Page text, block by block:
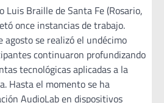
Luis Braille de Santa Fe (Rosario,
once instancias de trabajo.
agosto se realizó el undécimo
continuaron profundizando
tecnológicas aplicadas a la
Hasta el momento se ha
AudioLab en dispositivos